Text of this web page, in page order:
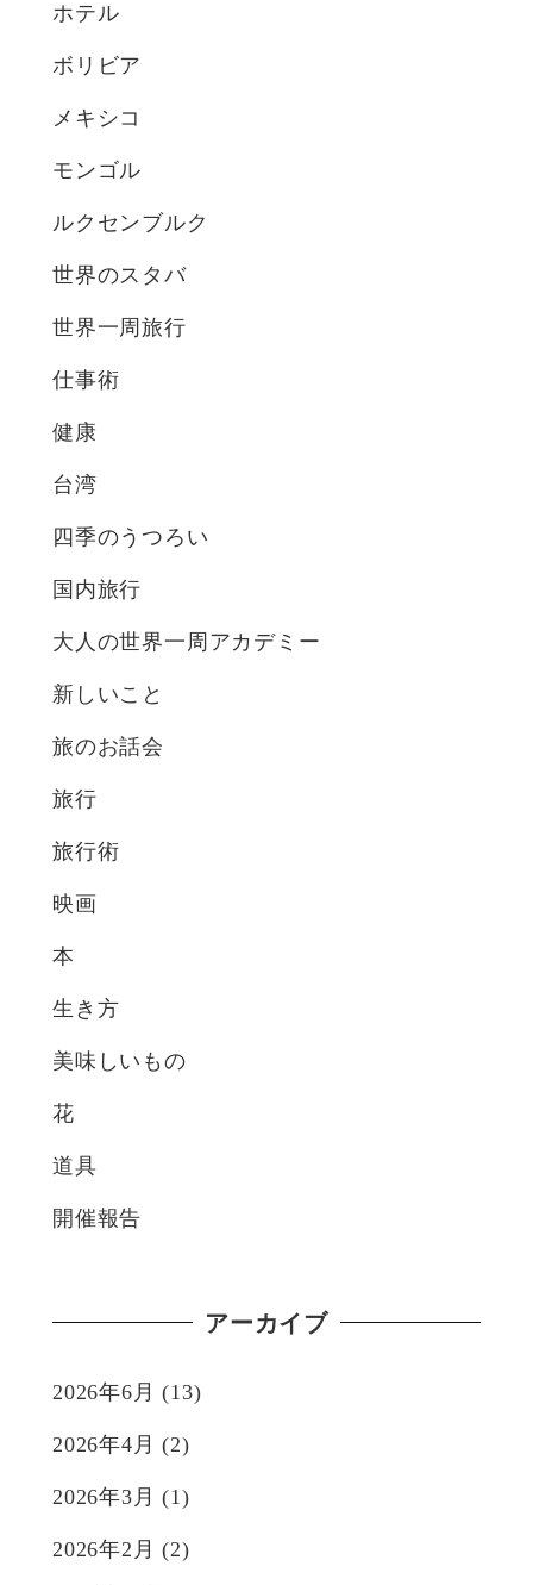
ホテル
ボリビア
メキシコ
モンゴル
ルクセンブルク
世界のスタバ
世界一周旅行
仕事術
健康
台湾
四季のうつろい
国内旅行
大人の世界一周アカデミー
新しいこと
旅のお話会
旅行
旅行術
映画
本
生き方
美味しいもの
花
道具
開催報告
アーカイブ
2026年6月 (13)
2026年4月 (2)
2026年3月 (1)
2026年2月 (2)